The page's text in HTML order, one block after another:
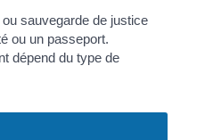
sauvegarde de justice
ou un passeport.
dépend du type de